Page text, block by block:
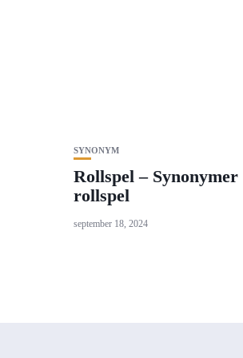
SYNONYM
Rollspel –
rollspel
september 18, 2024